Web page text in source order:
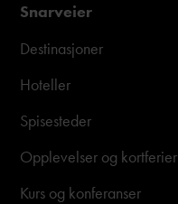
Snarveier
Destinasjoner
Hoteller
Spisesteder
Opplevelser og kortferier
Kurs og konferanser